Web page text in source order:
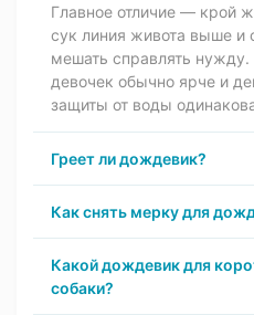
Главное отличие — крой
сук линия живота выше и
мешать справлять
девочек обычно ярче и
защиты от воды
Греет ли дождевик?
Как снять мерку для
Какой дождевик для
собаки?